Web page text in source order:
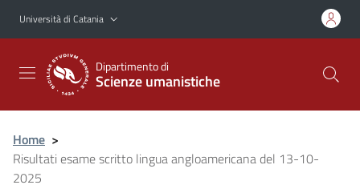
Vai al contenuto principale
Vai al menu di navigazione
Università di Catania
Dipartimento di
Scienze umanistiche
Home >
Risultati esame scritto lingua angloamericana del 13-10-
2025